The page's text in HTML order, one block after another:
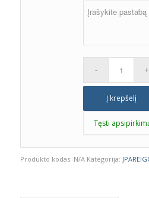
Į krepšelį
Tęsti
Produkto kodas: N/A Kategorija: